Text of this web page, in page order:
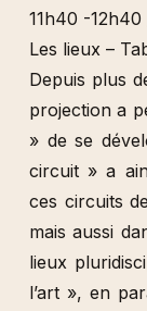
11h40 -
Les lieux –
Depuis plus
projection a
» de se
circuit » a
ces circuits
mais aussi
lieux
l’art », en